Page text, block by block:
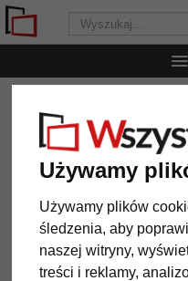
Używamy
Używamy plików
śledzenia, aby
naszej witryny,
treści i reklamy,
Ramka na zdjęcia kolaż La
Ramka na
(na 6 zdjęc)